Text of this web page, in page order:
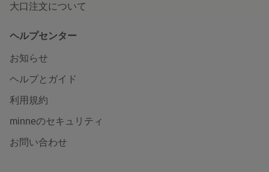
大口注文について
ヘルプセンター
お知らせ
ヘルプとガイド
利用規約
minneのセキュリティ
お問い合わせ